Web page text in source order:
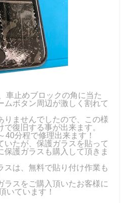
車止めブロックの角に当た
ムボタン周辺が激しく割れて
りませんでしたので、この様
復旧する事が出来ます。
40分程で修理出来ます！
いたが、保護ガラスを貼って
保護ガラスも購入して頂きま
スは、無料で貼り付け作業も
ラスをご購入頂いたお客様に
いています！